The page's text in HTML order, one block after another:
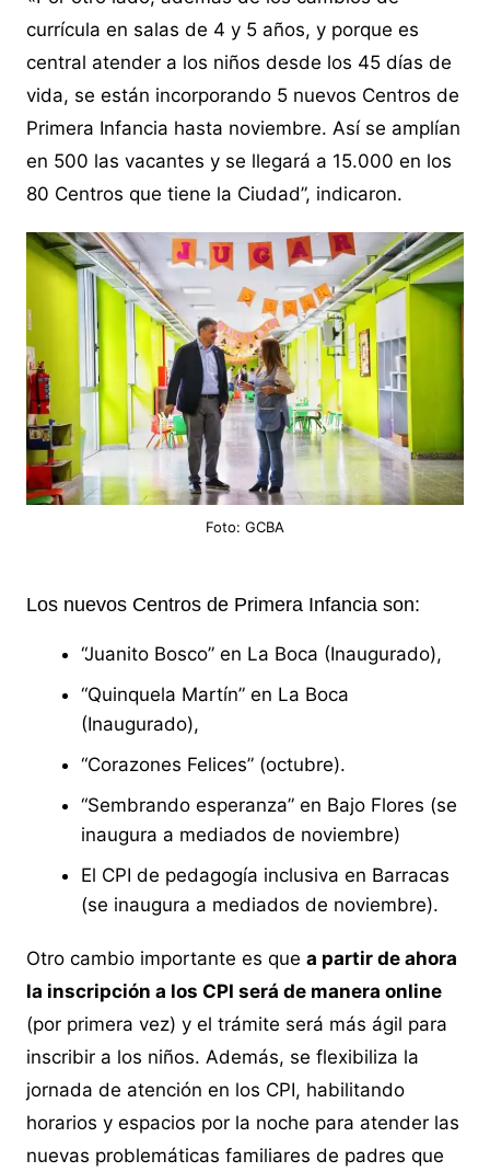
currícula en salas de 4 y 5 años, y porque es
central atender a los niños desde los 45 días de
vida, se están incorporando 5 nuevos Centros de
Primera Infancia hasta noviembre. Así se amplían
en 500 las vacantes y se llegará a 15.000 en los
80 Centros que tiene la Ciudad”, indicaron.
Foto: GCBA
Los nuevos Centros de Primera Infancia son:
“Juanito Bosco” en La Boca (Inaugurado),
“Quinquela Martín” en La Boca
(Inaugurado),
“Corazones Felices” (octubre).
“Sembrando esperanza” en Bajo Flores (se
inaugura a mediados de noviembre)
El ⁠CPI de pedagogía inclusiva en Barracas
(se inaugura a mediados de noviembre).
Otro cambio importante es que a partir de ahora
la inscripción a los CPI será de manera online
(por primera vez) y el trámite será más ágil para
inscribir a los niños. Además, se flexibiliza la
jornada de atención en los CPI, habilitando
horarios y espacios por la noche para atender las
nuevas problemáticas familiares de padres que